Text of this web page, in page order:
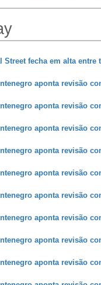
Street fecha em alta
aponta revisão
aponta revisão
aponta revisão
aponta revisão
aponta revisão
aponta revisão
aponta revisão
aponta revisão
aponta revisão